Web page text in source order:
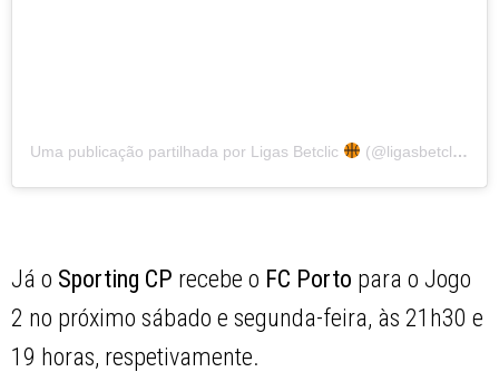
Uma publicação partilhada por Ligas Betclic (@ligasbetclic)
Já o Sporting CP recebe o FC Porto para o Jogo
2 no próximo sábado e segunda-feira, às 21h30 e
19 horas, respetivamente.